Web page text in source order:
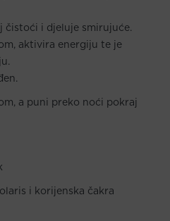
čistoći i djeluje smirujuće.
aktivira energiju te je
a puni preko noći pokraj
i korijenska čakra